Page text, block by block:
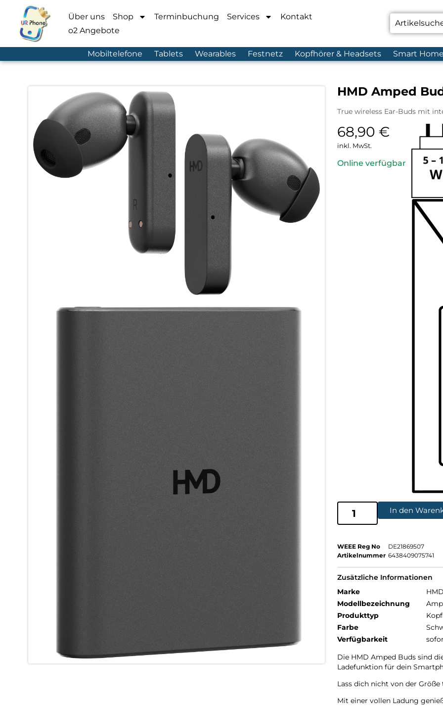
Über uns Shop Terminbuchung Services
Kontakt
o2 Angebote
Mobiltelefone Tablets Wearables Festnetz Kopfhörer & Headsets Smart Home
HMD Amped
True wireless Ear-Buds mit
68,90 €
inkl. MwSt.
Online verfügbar
In den
WEEE Reg No
DE21869507
Artikelnummer 6438409075741
Zusätzliche Informationen
Marke
HMD
Modellbezeichnung
Produkttyp
Farbe
Verfügbarkeit
Die HMD Amped Buds sind
Ladefunktion für dein
Lass dich nicht von der
Mit einer vollen Ladung